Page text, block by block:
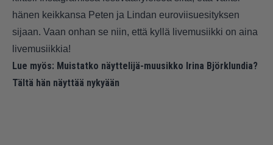
hänen keikkansa Peten ja Lindan euroviisuesityksen
sijaan. Vaan onhan se niin, että kyllä livemusiikki on aina
livemusiikkia!
Lue myös: Muistatko näyttelijä-muusikko Irina Björklundia?
Tältä hän näyttää nykyään